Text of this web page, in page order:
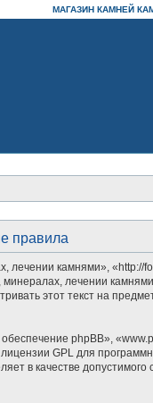
МАГАЗИН КАМНЕЙ
правила
камнями», «http://
лечении
этот текст на
phpBB»,
GPL для
в качестве